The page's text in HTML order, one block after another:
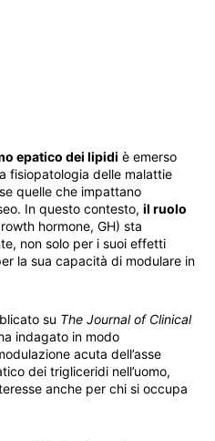
epatico dei lipidi è emerso
fisiopatologia delle malattie
quelle che impattano
In questo contesto, il ruolo
hormone, GH) sta
non solo per i suoi effetti
la sua capacità di modulare in
su The Journal of Clinical
indagato in modo
acuta dell’asse
dei trigliceridi nell’uomo,
anche per chi si occupa